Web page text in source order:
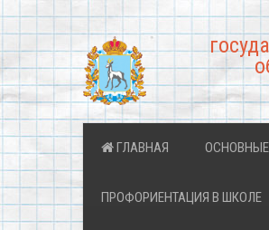
ГЛАВНАЯ
ПРОФОРИЕНТАЦИЯ В ШКОЛЕ